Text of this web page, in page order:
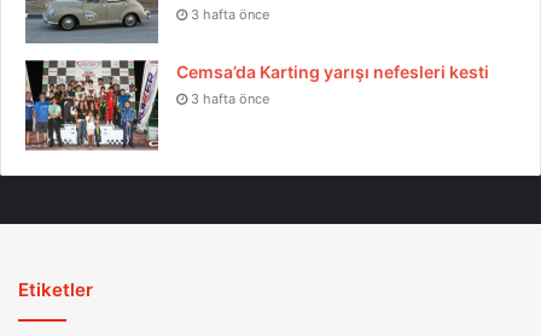
3 hafta önce
Cemsa’da Karting yarışı nefesleri kesti
3 hafta önce
Etiketler